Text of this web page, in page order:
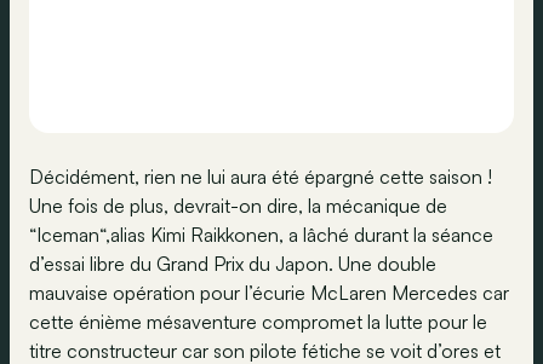
Décidément, rien ne lui aura été épargné cette saison !
Une fois de plus, devrait-on dire, la mécanique de
“Iceman“,alias Kimi Raikkonen, a lâché durant la séance
d’essai libre du Grand Prix du Japon. Une double
mauvaise opération pour l’écurie McLaren Mercedes car
cette énième mésaventure compromet la lutte pour le
titre constructeur car son pilote fétiche se voit d’ores et